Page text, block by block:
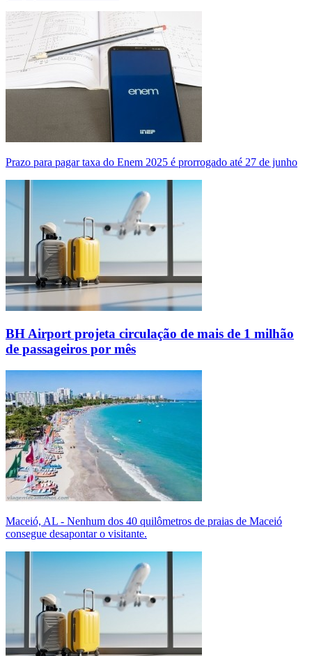
Prazo para pagar taxa do Enem 2025 é prorrogado até 27 de junho
BH Airport projeta circulação de mais de 1 milhão
de passageiros por mês
Maceió, AL - Nenhum dos 40 quilômetros de praias de Maceió
consegue desapontar o visitante.